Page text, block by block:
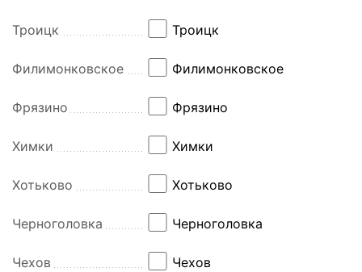
Троицк Троицк
Филимонковское Филимонковское
Фрязино Фрязино
Химки Химки
Хотьково Хотьково
Черноголовка Черноголовка
Чехов Чехов